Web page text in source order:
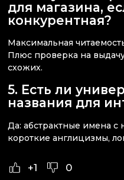
для магазина,
конкурентная?
Максимальная
Плюс проверка на
схожих.
5. Есть ли
названия для
Да: абстрактные имена с
короткие англицизмы,
+1 0